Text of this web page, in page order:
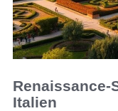
Renaissance-
Italien